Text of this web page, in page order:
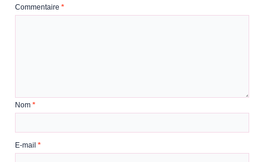
Commentaire*
Nom*
E-mail*